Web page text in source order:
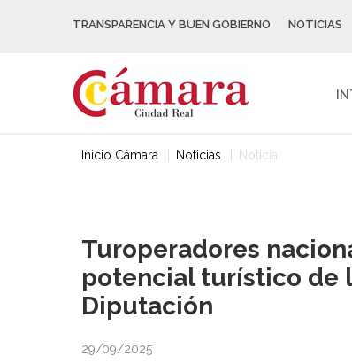
TRANSPARENCIA Y BUEN GOBIERNO NOTICIAS
Inicio Cámara Noticias Noticia
Turoperadores
potencial turístico de
Diputación
29/09/2025